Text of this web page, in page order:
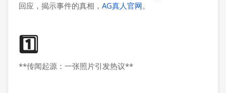
回应，揭示事件的真相， AG真人官网。
1️⃣
**传闻起源：一张照片引发热议**